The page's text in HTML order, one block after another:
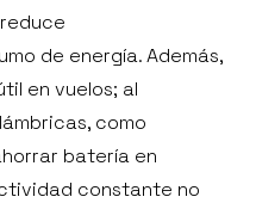
de energía. Además,
en vuelos; al
como
batería en
constante no